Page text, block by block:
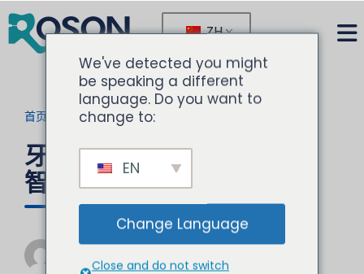
ZH
首页 博客>当前文章
牙科躺椅：舒适而经济的明
智投资
诺胜
牙科设备专家
We've detected you might
be speaking a different
language. Do you want to
change to:
EN
Change Language
Close and do not switch